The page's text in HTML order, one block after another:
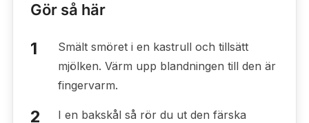
Gör så här
Smält smöret i en kastrull och tillsätt
mjölken. Värm upp blandningen till den är
fingervarm.
I en bakskål så rör du ut den färska